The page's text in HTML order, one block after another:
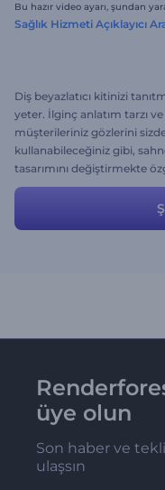
Bu hazır video ayarı, şundan
Sağlık Hizmeti Açıklayıcı
Diş beyazlatıcı kitinizi
yeter. İlginç anlatım tarzı
müşterileriniz gözlerini
kullanabileceğiniz gibi,
tasarımını değiştirmekte
üye olun
Son haber ve
ulaşsın